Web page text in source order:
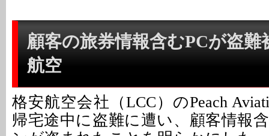
顧客の旅券情報含むPCが盗難
航空
格安航空会社（LCC）のPeach
帰宅途中に盗難に遭い、顧客情報